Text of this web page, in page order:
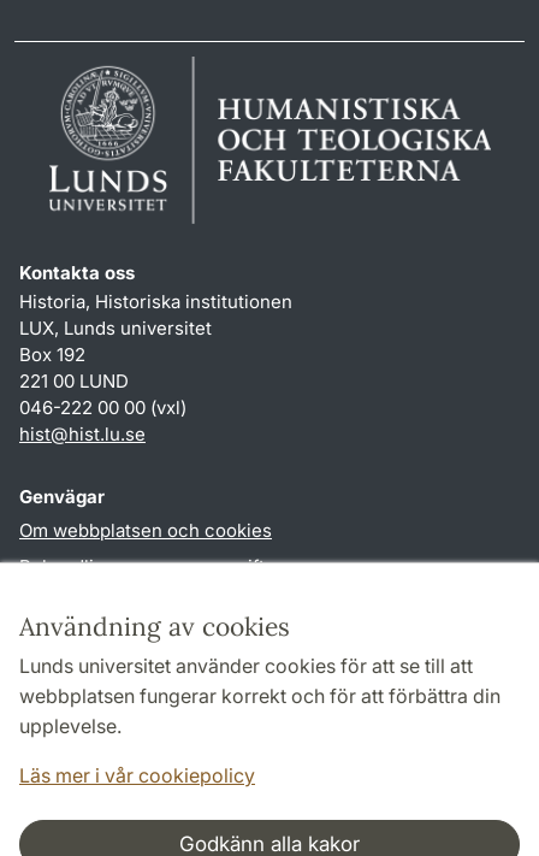
Användning av cookies
Lunds universitet använder cookies för att se till att
webbplatsen fungerar korrekt och för att förbättra din
upplevelse.
Läs mer i vår cookiepolicy
Godkänn alla kakor
Kontakta oss
Historia, Historiska institutionen
LUX, Lunds universitet
Box 192
221 00 LUND
046-222 00 00 (vxl)
hist@hist.lu.se
Genvägar
Om webbplatsen och cookies
Behandling av personuppgifter
TYPO3-login
Följ oss i sociala medier